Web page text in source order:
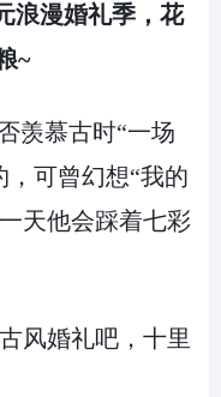
浪漫婚礼季，花
~
羡慕古时“一场
可曾幻想“我的
天他会踩着七彩
风婚礼吧，十里